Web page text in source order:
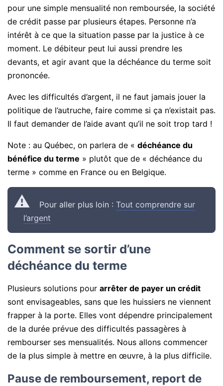
pour une simple mensualité non remboursée, la société
de crédit passe par plusieurs étapes. Personne n’a
intérêt à ce que la situation passe par la justice à ce
moment. Le débiteur peut lui aussi prendre les
devants, et agir avant que la déchéance du terme soit
prononcée.
Avec les difficultés d’argent, il ne faut jamais jouer la
politique de l’autruche, faire comme si ça n’existait pas.
Il faut demander de l’aide avant qu’il ne soit trop tard !
Note : au Québec, on parlera de « déchéance du
bénéfice du terme » plutôt que de « déchéance du
terme » comme en France ou en Belgique.
Pour aller plus loin : Tout comprendre sur
l’argent
Comment se sortir d’une
déchéance du terme
Plusieurs solutions pour arrêter de payer un crédit
sont envisageables, sans que les huissiers ne viennent
frapper à la porte. Elles vont dépendre principalement
de la durée prévue des difficultés passagères à
rembourser ses mensualités. Nous allons commencer
de la plus simple à mettre en œuvre, à la plus difficile.
Pause de remboursement, report de